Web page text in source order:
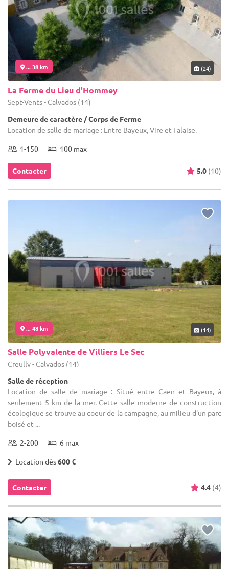
... 38 km (24)
La Ferme du Lieu d'Hommey
Sept-Vents - Calvados (14)
Demeure de caractère / Corps de Ferme
Location de salle de mariage : Entre Bayeux, Vire et Falaise.
1-150 100 max
Contacter 5.0 (10)
... 48 km (14)
Salle Polyvalente de Villiers Le Sec
Creully - Calvados (14)
Salle de réception
Location de salle de mariage : Situé entre Caen et Bayeux, à
seulement 5 km de la mer. Cette salle moderne de construction
écologique se trouve au coeur de la campagne, au milieu d'un parc
boisé et ...
2-200 6 max
Location dès600 €
Contacter 4.4 (4)